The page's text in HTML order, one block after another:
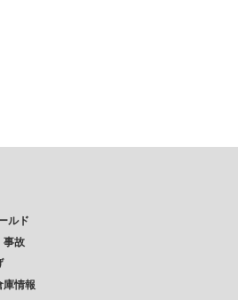
ルド
事故
庫情報